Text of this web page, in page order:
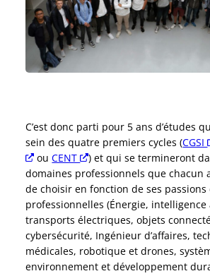
C’est donc parti pour 5 ans d’études
sein des quatre premiers cycles (CGSI
Nouvelle fenêtre
ouCENT Nouvelle fenêtre
) et qui se termineront
domaines professionnels que chacun
de choisir en fonction de ses
professionnelles (Énergie,
transports électriques, objets
cybersécurité, Ingénieur d’affaires,
médicales, robotique et drones,
environnement et développement